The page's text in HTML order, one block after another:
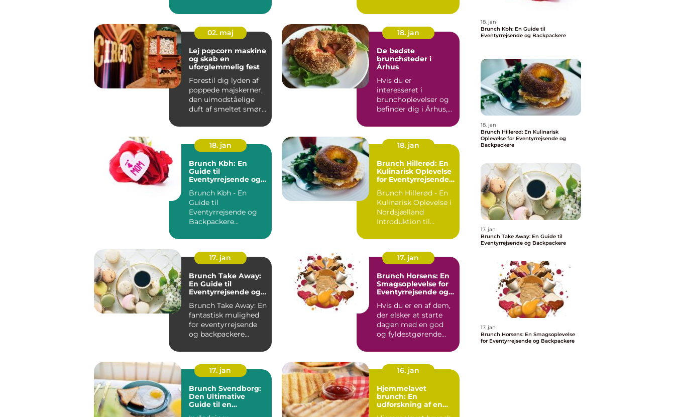
behovet for ...
02. maj
Lej popcorn maskine
og skab en
uforglemmelig fest
Forestil dig lyden af
poppede majskerner,
den uimodståelige
duft af smeltet smør
18. jan
De bedste
brunchsteder i
Århus
Hvis du er
interesseret i
brunchoplevelser og
befinder dig i Århus,
Denne artikel v...
18. jan
Brunch Kbh: En
Guide til
Eventyrrejsende og
Brunch Kbh - En
Guide til
Eventyrrejsende og
Backpackere
Brunch Kbh ...
18. jan
Brunch Hillerød: En
Kulinarisk Oplevelse
for Eventyrrejsende
Brunch Hillerød - En
Kulinarisk Oplevelse i
Nordsjælland
Introduktion til
17. jan
Brunch Take Away:
En Guide til
Eventyrrejsende og
Brunch Take Away: En
fantastisk mulighed
for eventyrrejsende
og backpackere
brunc...
17. jan
Brunch Horsens: En
Smagsoplevelse for
Eventyrrejsende og
Hvis du er en af dem,
der elsker at starte
dagen med en god
og fyldestgørende
...
17. jan
Brunch Svendborg:
Den Ultimative
Guide til en
16. jan
Hjemmelavet
brunch: En
udforskning af en
18. jan
Brunch Kbh: En Guide til
Eventyrrejsende og Backpackere
18. jan
Brunch Hillerød: En Kulinarisk
Oplevelse for Eventyrrejsende og
Backpackere
17. jan
Brunch Take Away: En Guide til
Eventyrrejsende og Backpackere
17. jan
Brunch Horsens: En Smagsoplevelse
for Eventyrrejsende og Backpackere